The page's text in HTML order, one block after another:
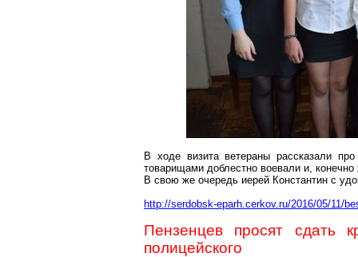
В ходе визита ветераны рассказали
товарищами доблестно воевали и,
В свою же очередь иерей Константин с
http://serdobsk-eparh.cerkov.ru/2016/05/11/
Пензенцев просят сдать
полицейского